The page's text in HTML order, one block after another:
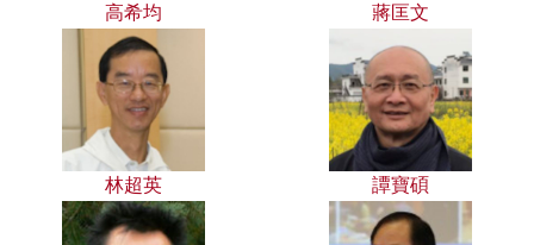
高希均 蔣匡文
林超英 譚寶碩